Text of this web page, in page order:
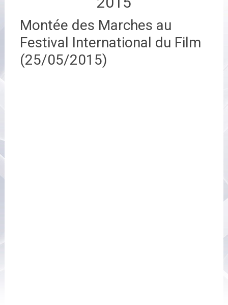
Montée des Marches au
Festival International du Film
(25/05/2015)